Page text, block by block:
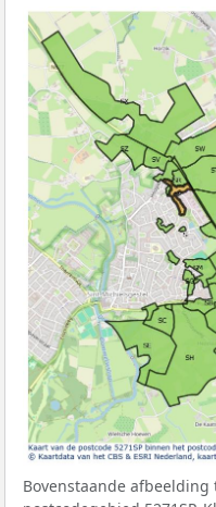
Bovenstaande